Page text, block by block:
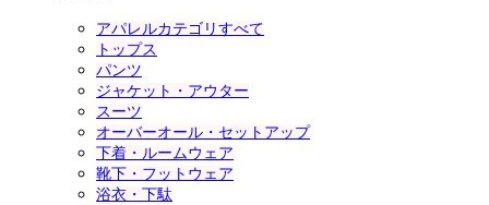
アパレルカテゴリすべて
トップス
パンツ
ジャケット・アウター
スーツ
オーバーオール・セットアップ
下着・ルームウェア
靴下・フットウェア
浴衣・下駄